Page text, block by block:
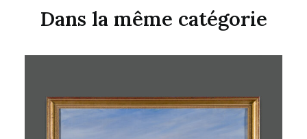
Dans la même catégorie